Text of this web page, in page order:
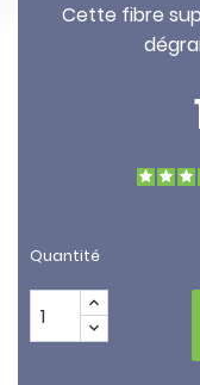
Cette fibre
Quantité